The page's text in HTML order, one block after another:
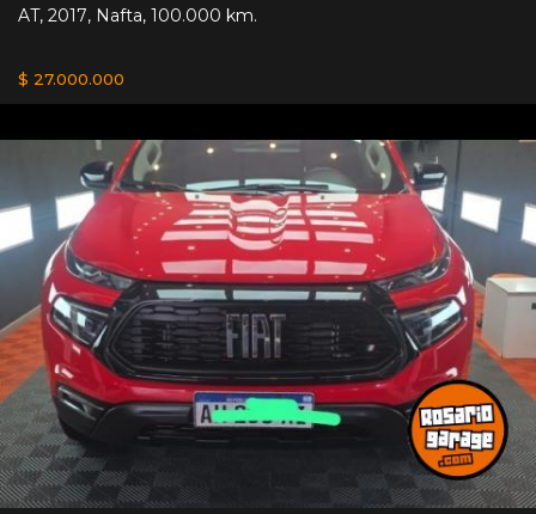
AT, 2017, Nafta, 100.000 km.
$ 27.000.000